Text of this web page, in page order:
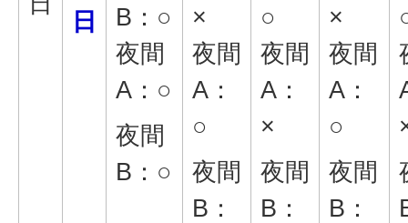
日
B：○
夜間
A：○
夜間
B：○
×
夜間
A：
○
夜間
B：
○
夜間
A：
×
夜間
B：
×
夜間
A：
○
夜間
B：